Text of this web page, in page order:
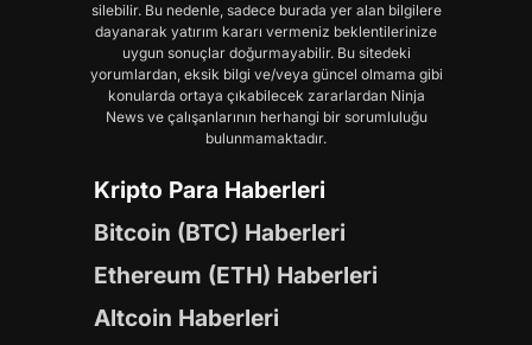
silebilir. Bu nedenle, sadece burada yer alan bilgilere
dayanarak yatırım kararı vermeniz beklentilerinize
uygun sonuçlar doğurmayabilir. Bu sitedeki
yorumlardan, eksik bilgi ve/veya güncel olmama gibi
konularda ortaya çıkabilecek zararlardan Ninja
News ve çalışanlarının herhangi bir sorumluluğu
bulunmamaktadır.
Kripto Para Haberleri
Bitcoin (BTC) Haberleri
Ethereum (ETH) Haberleri
Altcoin Haberleri